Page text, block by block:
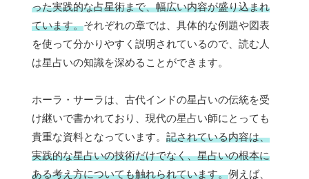
った実践的な占星術まで、幅広い内容が盛り込まれ
ています。それぞれの章では、具体的な例題や図表
を使って分かりやすく説明されているので、読む人
は星占いの知識を深めることができます。
ホーラ・サーラは、古代インドの星占いの伝統を受
け継いで書かれており、現代の星占い師にとっても
貴重な資料となっています。 記されている内容は、
実践的な星占いの技術だけでなく、星占いの根本に
ある考え方についても触れられています。例えば、